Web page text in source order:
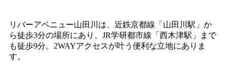
リバーアベニュー山田川は、近鉄京都線「山田川駅」か
ら徒歩3分の場所にあり、JR学研都市線「西木津駅」まで
も徒歩9分。2WAYアクセスが叶う便利な立地にありま
す。